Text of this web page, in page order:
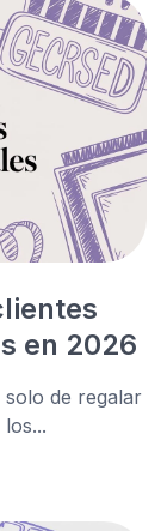
en 2026
solo de regalar